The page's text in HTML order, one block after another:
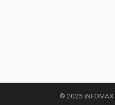
© 2025 iNFOMAX